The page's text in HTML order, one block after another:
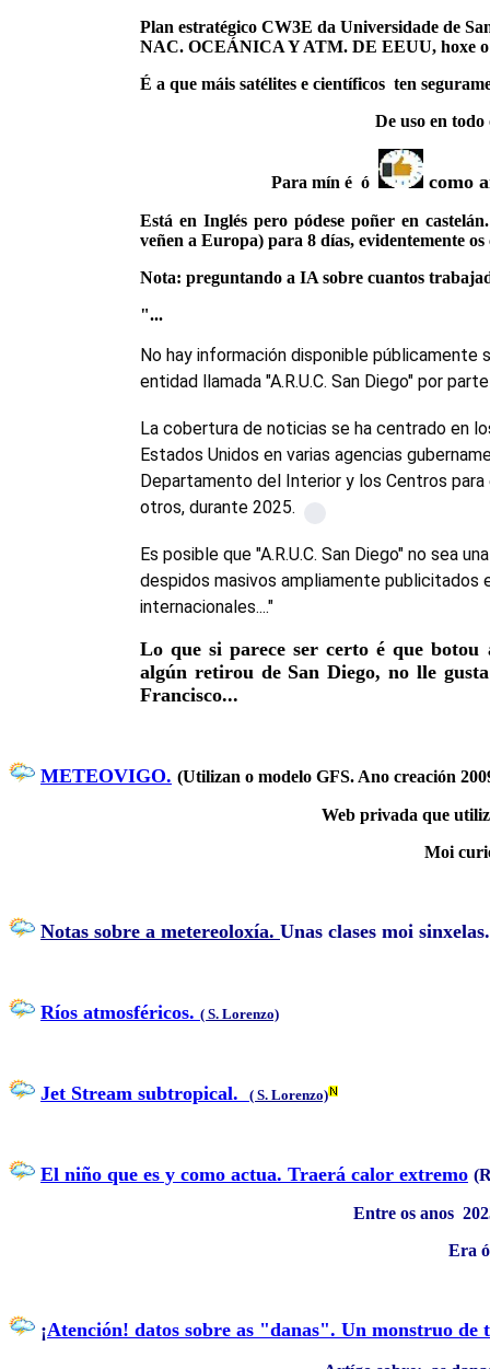
Plan estratégico CW3E da Universidade de
NAC. OCEÁNICA Y ATM. DE EEUU, hoxe o
É a que máis satélites e científicos ten
De uso en
Para mín é ó como
Está en Inglés pero pódese poñer en
veñen a Europa) para 8 días, evidentemente
Nota: preguntando a IA sobre cuantos
"...
No hay información disponible
entidad llamada "A.R.U.C. San Diego" por
La cobertura de noticias se ha centrado en
Estados Unidos en varias agencias
Departamento del Interior y los Centros
otros, durante 2025.
Es posible que "A.R.U.C. San Diego" no sea
despidos masivos ampliamente publicitados
internacionales...."
Lo que si parece ser certo é que
algún retirou de San Diego, no lle
Francisco...
METEOVIGO. (Utilizan o modelo GFS. Ano creación
Web privada que
Moi
Notas sobre a metereoloxía. Unas clases moi sinxelas.
Ríos atmosféricos. ( S. Lorenzo)
Jet Stream subtropical. ( S. Lorenzo)
El niño que es y como actua. Traerá calor extremo
Entre os anos
Era
¡Atención! datos sobre as "danas". Un monstruo de